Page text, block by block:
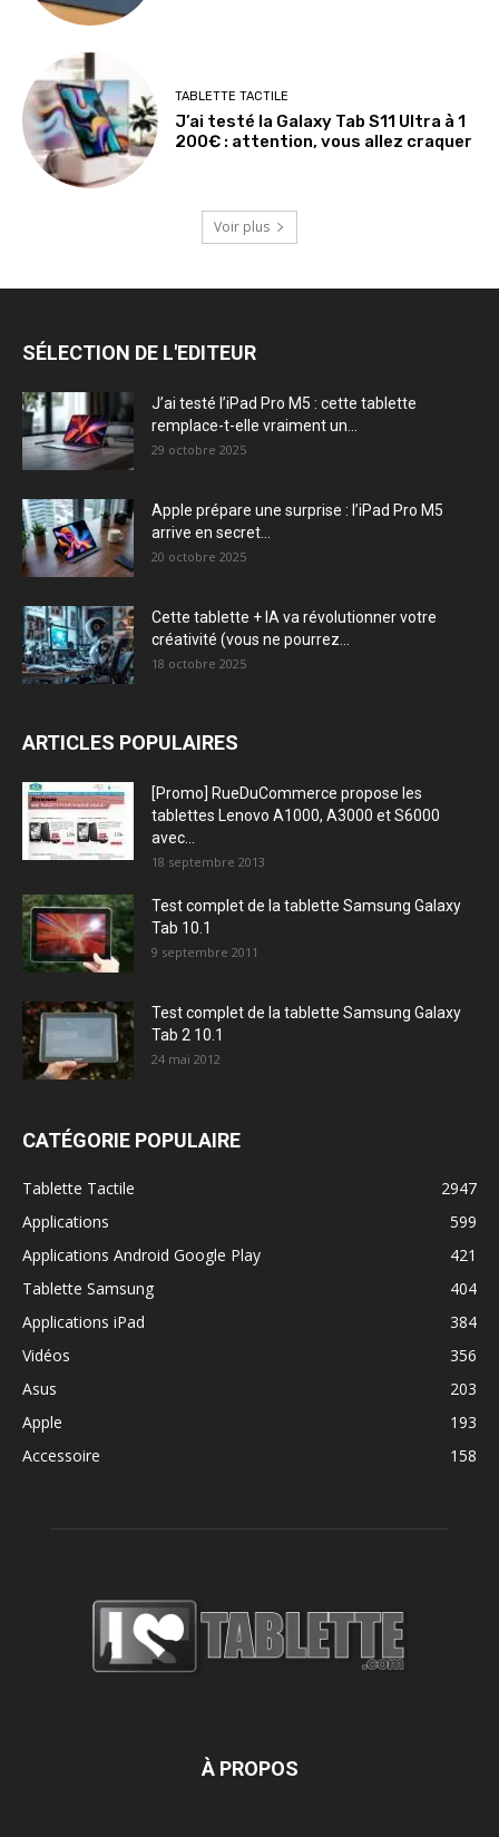
TABLETTE TACTILE
J’ai testé la Galaxy Tab S11 Ultra à 1
200€ : attention, vous allez craquer
Voir plus
SÉLECTION DE L'EDITEUR
J’ai testé l’iPad Pro M5 : cette tablette
remplace-t-elle vraiment un...
29 octobre 2025
Apple prépare une surprise : l’iPad Pro M5
arrive en secret...
20 octobre 2025
Cette tablette + IA va révolutionner votre
créativité (vous ne pourrez...
18 octobre 2025
ARTICLES POPULAIRES
[Promo] RueDuCommerce propose les
tablettes Lenovo A1000, A3000 et S6000
avec...
18 septembre 2013
Test complet de la tablette Samsung Galaxy
Tab 10.1
9 septembre 2011
Test complet de la tablette Samsung Galaxy
Tab 2 10.1
24 mai 2012
CATÉGORIE POPULAIRE
Tablette Tactile
2947
Applications
599
Applications Android Google Play
421
Tablette Samsung
404
Applications iPad
384
Vidéos
356
Asus
203
Apple
193
Accessoire
158
À PROPOS